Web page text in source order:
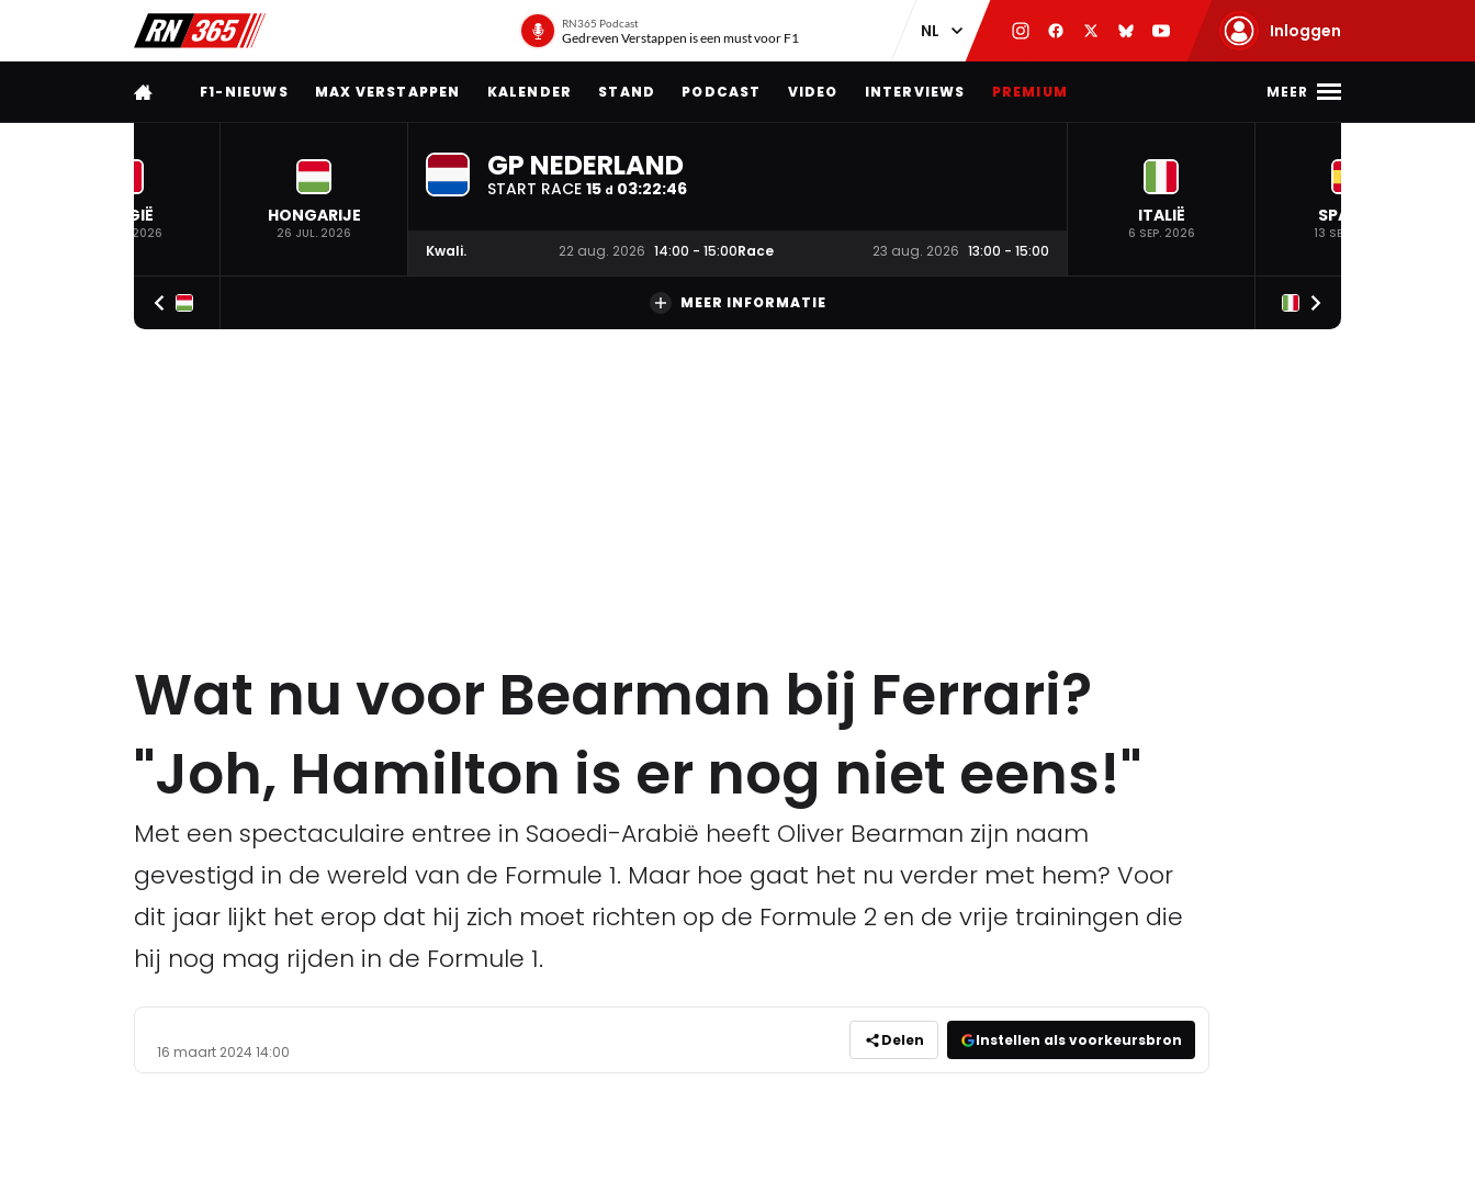
RN365 Podcast
Gedreven Verstappen is een must voor F1 Inloggen
VOLLEDIG MENU
F1-NIEUWS MAX VERSTAPPEN KALENDER STAND PODCAST VIDEO INTERVIEWS PREMIUM MEER
BELGIË
19 JUL. 2026
HONGARIJE
26 JUL. 2026
GP NEDERLAND
START RACE 15 d 03:22:45
Kwali. 22 aug. 2026 14:00 - 15:00Race 23 aug. 2026 13:00 - 15:00
ITALIË
6 SEP. 2026
SPANJE
13 SEP. 2026
MEER INFORMATIE
Wat nu voor Bearman bij Ferrari?
"Joh, Hamilton is er nog niet eens!"
Met een spectaculaire entree in Saoedi-Arabië heeft Oliver Bearman zijn naam
gevestigd in de wereld van de Formule 1. Maar hoe gaat het nu verder met hem? Voor
dit jaar lijkt het erop dat hij zich moet richten op de Formule 2 en de vrije trainingen die
hij nog mag rijden in de Formule 1.
16 maart 2024 14:00
Delen Instellen als voorkeursbron